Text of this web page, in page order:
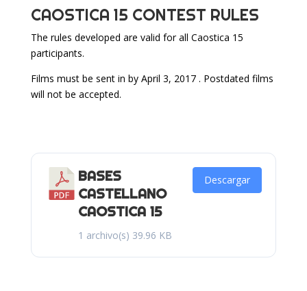
CAOSTICA 15 CONTEST RULES
The rules developed are valid for all Caostica 15
participants.
Films must be sent in by April 3, 2017 . Postdated films
will not be accepted.
BASES
CASTELLANO
CAOSTICA 15
1 archivo(s) 39.96 KB
Descargar